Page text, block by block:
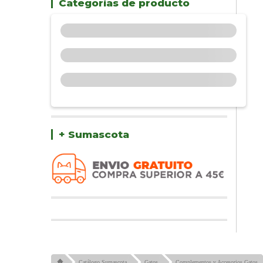
Categorías de producto
+ Sumascota